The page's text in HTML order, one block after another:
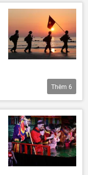
Thêm 6